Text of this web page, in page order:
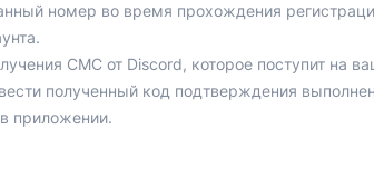
номер во время прохождения
СМС от Discord, которое поступит на
полученный код подтверждения
приложении.